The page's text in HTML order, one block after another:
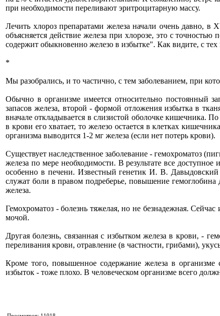
при необходимости переливают эритроцитарную массу.
Лечить хлороз препаратами железа начали очень давно,
объясняется действие железа при хлорозе, это с
содержит обыкновенно железо в избытке". Как видите, с
*
Мы разобрались, и то частично, с тем заболеванием, при
Обычно в организме имеется относительно постоянный
запасов железа, второй - формой отложения избытка в
вначале откладывается в слизистой оболочке кишечника.
в крови его хватает, то железо остается в клетках
организма выводится 1-2 мг железа (если нет потерь крови).
Существует наследственное заболевание - гемохроматоз
железа по мере необходимости. В результате все
особенно в печени. Известный генетик И. В.
служат боли в правом подреберье, повышение гемоглобина
железа.
Гемохроматоз - болезнь тяжелая, но не безнадежная.
мочой.
Другая болезнь, связанная с избытком железа в крови, -
переливания крови, отравление (в частности, грибами),
Кроме того, повышенное содержание железа в
избыток - тоже плохо. В человеческом организме всего